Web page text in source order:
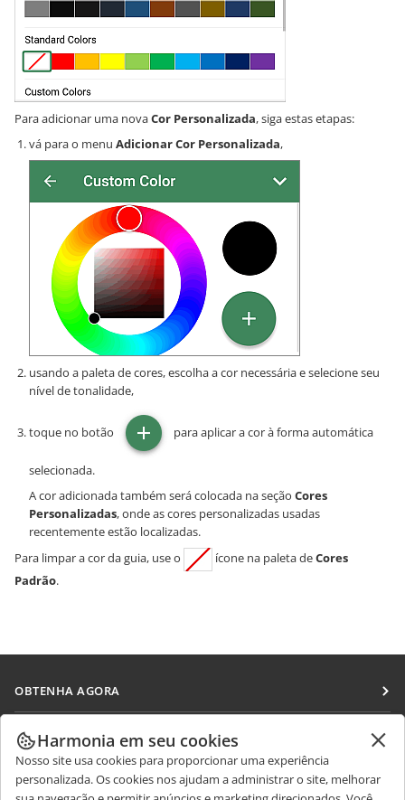
Para adicionar uma novaCor Personalizada, siga estas etapas:
vá para o menu Adicionar Cor Personalizada,
usando a paleta de cores, escolha a cor necessária e selecione seu
nível de tonalidade,
toque no botão para aplicar a cor à forma automática
selecionada.
A cor adicionada também será colocada na seção Cores
Personalizadas, onde as cores personalizadas usadas
recentemente estão localizadas.
Para limpar a cor da guia, use o
ícone na paleta deCores
Padrão.
OBTENHA AGORA
Docs
DocSpace
Workspace
COLABORAR
Para colaboradores
Para tradutores
RECEBA NOTÍCIAS
Harmonia em seu cookies
Nosso site usa cookies para proporcionar uma experiência
personalizada. Os cookies nos ajudam a administrar o site, melhorar